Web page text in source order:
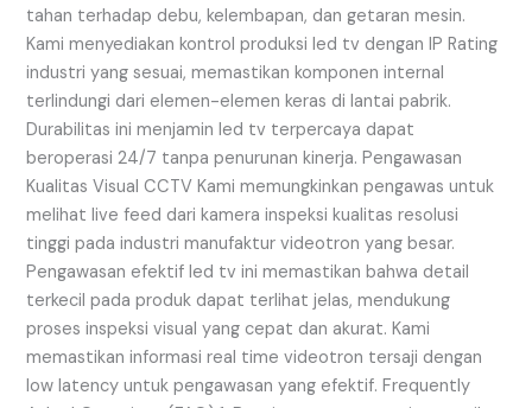
tahan terhadap debu, kelembapan, dan getaran mesin.
Kami menyediakan kontrol produksi led tv dengan IP Rating
industri yang sesuai, memastikan komponen internal
terlindungi dari elemen-elemen keras di lantai pabrik.
Durabilitas ini menjamin led tv terpercaya dapat
beroperasi 24/7 tanpa penurunan kinerja. Pengawasan
Kualitas Visual CCTV Kami memungkinkan pengawas untuk
melihat live feed dari kamera inspeksi kualitas resolusi
tinggi pada industri manufaktur videotron yang besar.
Pengawasan efektif led tv ini memastikan bahwa detail
terkecil pada produk dapat terlihat jelas, mendukung
proses inspeksi visual yang cepat dan akurat. Kami
memastikan informasi real time videotron tersaji dengan
low latency untuk pengawasan yang efektif. Frequently